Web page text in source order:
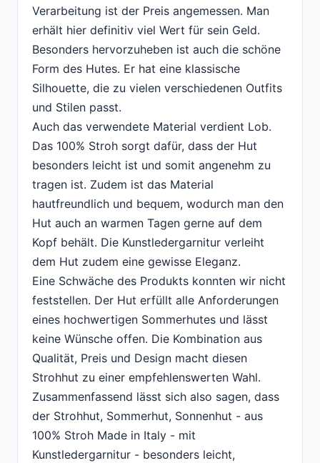
Verarbeitung ist der Preis angemessen. Man
erhält hier definitiv viel Wert für sein Geld.
Besonders hervorzuheben ist auch die schöne
Form des Hutes. Er hat eine klassische
Silhouette, die zu vielen verschiedenen Outfits
und Stilen passt.
Auch das verwendete Material verdient Lob.
Das 100% Stroh sorgt dafür, dass der Hut
besonders leicht ist und somit angenehm zu
tragen ist. Zudem ist das Material
hautfreundlich und bequem, wodurch man den
Hut auch an warmen Tagen gerne auf dem
Kopf behält. Die Kunstledergarnitur verleiht
dem Hut zudem eine gewisse Eleganz.
Eine Schwäche des Produkts konnten wir nicht
feststellen. Der Hut erfüllt alle Anforderungen
eines hochwertigen Sommerhutes und lässt
keine Wünsche offen. Die Kombination aus
Qualität, Preis und Design macht diesen
Strohhut zu einer empfehlenswerten Wahl.
Zusammenfassend lässt sich also sagen, dass
der Strohhut, Sommerhut, Sonnenhut - aus
100% Stroh Made in Italy - mit
Kunstledergarnitur - besonders leicht,